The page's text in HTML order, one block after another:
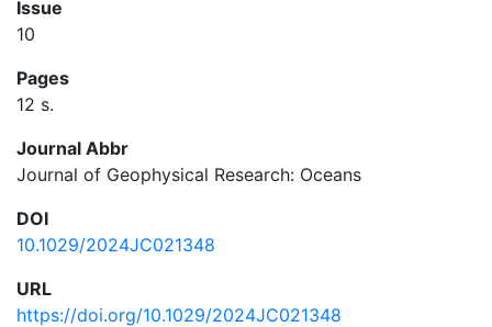
Issue
10
Pages
12 s.
Journal Abbr
Journal of Geophysical Research: Oceans
DOI
10.1029/2024JC021348
URL
https://doi.org/10.1029/2024JC021348